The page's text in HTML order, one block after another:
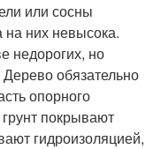
или сосны
них невысока.
недорогих, но
обязательно
опорного
покрывают
гидроизоляцией,